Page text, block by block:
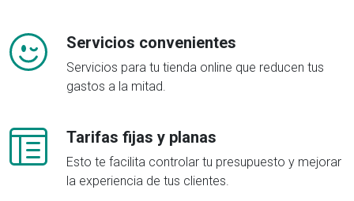
Servicios convenientes
Servicios para tu tienda online que reducen tus
gastos a la mitad.
Tarifas fijas y planas
Esto te facilita controlar tu presupuesto y mejorar
la experiencia de tus clientes.